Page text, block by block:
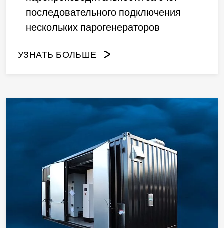
последовательного подключения
нескольких парогенераторов
УЗНАТЬ БОЛЬШЕ